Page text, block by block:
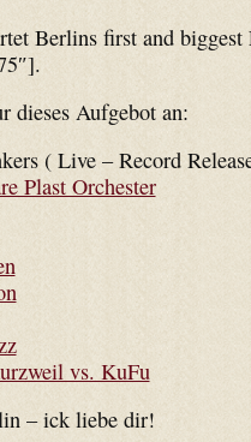
Berlins first and
dieses Aufgebot an:
( Live – Record
Plast Orchester
vs. KuFu
– ick liebe dir!